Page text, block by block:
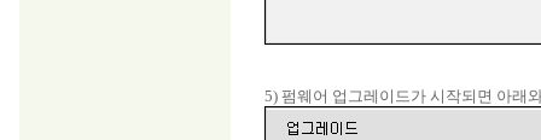
5) 펌웨어 업그레이드가 시작되면 아래